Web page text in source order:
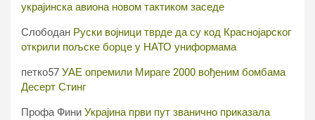
украјинска авиона новом тактиком заседе
Слободан Руски војници тврде да су код Краснојарског
открили пољске борце у НАТО униформама
петко57 УАЕ опремили Мираге 2000 вођеним бомбама
Десерт Стинг
Профа Фини Украјина први пут званично приказала